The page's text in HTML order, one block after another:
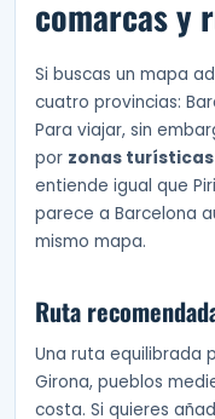
comarcas y
Si buscas un mapa
cuatro provincias:
Para viajar, sin
por zonas
entiende igual que
parece a Barcelona
mismo mapa.
Ruta
Una ruta equilibrada
Girona, pueblos
costa. Si quieres